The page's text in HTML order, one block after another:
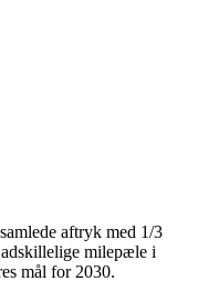
aftryk med 1/3
milepæle i
mål for 2030.